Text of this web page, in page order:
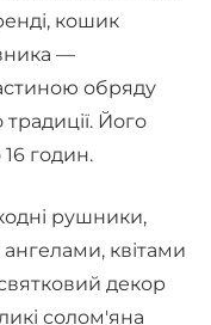
кошик
—
обряду
Його
годин.
рушники,
квітами
декор
солом'яна